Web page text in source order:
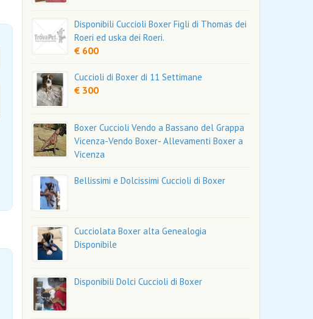
Disponibili Cuccioli Boxer Figli di Thomas dei
Roeri ed uska dei Roeri.
€ 600
Cuccioli di Boxer di 11 Settimane
€ 300
Boxer Cuccioli Vendo a Bassano del Grappa
Vicenza-Vendo Boxer- Allevamenti Boxer a
Vicenza
Bellissimi e Dolcissimi Cuccioli di Boxer
Cucciolata Boxer alta Genealogia
Disponibile
Disponibili Dolci Cuccioli di Boxer